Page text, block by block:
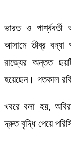
ভারত ও পার্শ্ববর্তী
আসামে তীব্র বন্যা
রাজ্যের অন্তত
হয়েছেন। গতকাল
খবরে বলা হয়,
দ্রুত বৃদ্ধি পেয়ে